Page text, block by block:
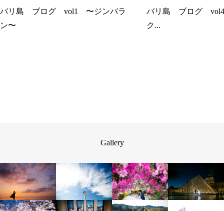
バリ島 ブログ vol1 〜ジンバラ
ン〜
バリ島 ブログ
ク...
Gallery